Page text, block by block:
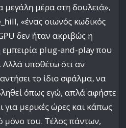
μεγάλη μέρα στη δουλειά»,
«ένας οιωνός κωδικός
δεν ήταν ακριβώς η
plug-and-play που
Αλλά υποθέτω ότι αν
το ίδιο σφάλμα, να
όπως εγώ, απλά αφήστε
για μερικές ώρες και κάπως
μόνο του. Τέλος πάντων,